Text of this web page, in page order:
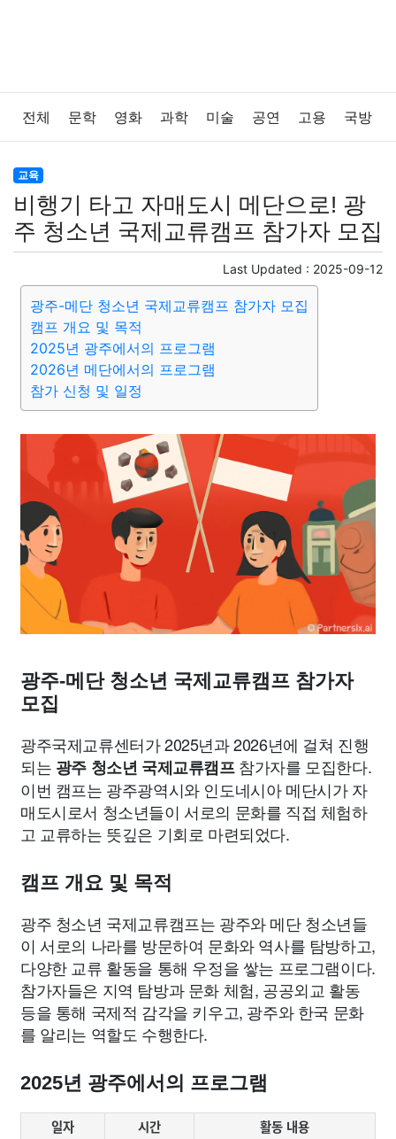
전체 문학 영화 과학 미술 공연 고용 국방
법률
보건 질병 가요 방송 일상 주식 암호화폐
반려동물 패션 미용
증권 인테리어 요리 상품리뷰 원예
게임 스포츠 사진
맛집 IT 컴퓨터 기술 종교 사회 정치
의학 경제 마케팅 부동산
교통 기타
교육
비행기 타고 자매도시 메단으로! 광
주 청소년 국제교류캠프 참가자 모집
Last Updated : 2025-09-12
광주-메단 청소년 국제교류캠프 참가자 모집
캠프 개요 및 목적
2025년 광주에서의 프로그램
2026년 메단에서의 프로그램
참가 신청 및 일정
광주-메단 청소년 국제교류캠프 참가자
모집
광주국제교류센터가 2025년과 2026년에 걸쳐 진행
되는 광주 청소년 국제교류캠프참가자를 모집한다.
이번 캠프는 광주광역시와 인도네시아 메단시가 자
매도시로서 청소년들이 서로의 문화를 직접 체험하
고 교류하는 뜻깊은 기회로 마련되었다.
캠프 개요 및 목적
광주 청소년 국제교류캠프는 광주와 메단 청소년들
이 서로의 나라를 방문하여 문화와 역사를 탐방하고,
다양한 교류 활동을 통해 우정을 쌓는 프로그램이다.
참가자들은 지역 탐방과 문화 체험, 공공외교 활동
등을 통해 국제적 감각을 키우고, 광주와 한국 문화
를 알리는 역할도 수행한다.
2025년 광주에서의 프로그램
일자 시간
활동 내용